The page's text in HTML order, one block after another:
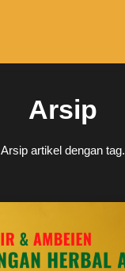
Arsip
Arsip artikel dengan tag.